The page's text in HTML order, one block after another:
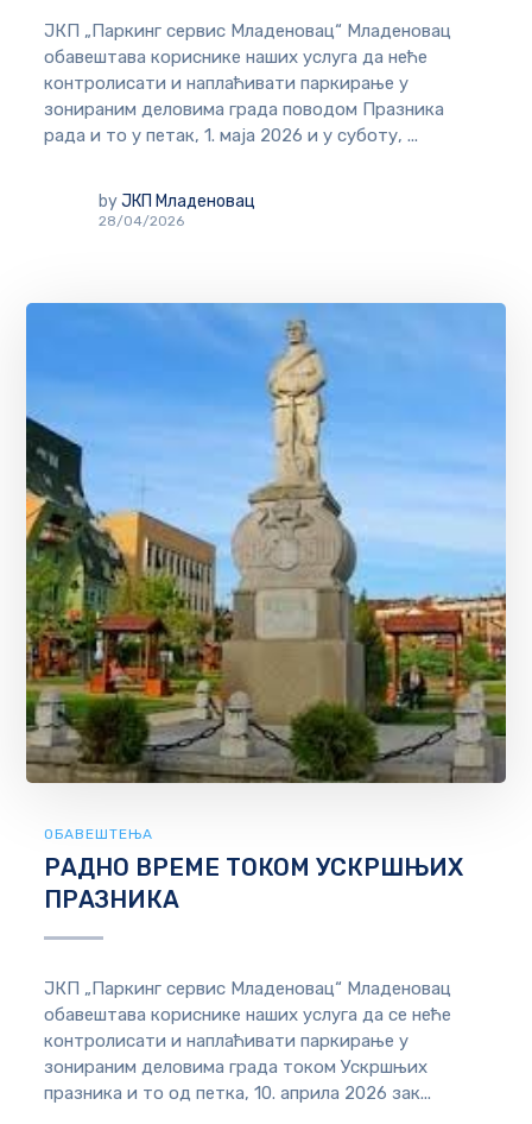
ЈКП „Паркинг сервис Младеновац“ Младеновац
обавештава кориснике наших услуга да неће
контролисати и наплаћивати паркирање у
зонираним деловима града поводом Празника
рада и то у петак, 1. маја 2026 и у суботу, ...
by ЈКП Младеновац
28/04/2026
ОБАВЕШТЕЊА
РАДНО ВРЕМЕ ТОКОМ УСКРШЊИХ
ПРАЗНИКА
ЈКП „Паркинг сервис Младеновац“ Младеновац
обавештава кориснике наших услуга да се неће
контролисати и наплаћивати паркирање у
зонираним деловима града током Ускршњих
празника и то од петка, 10. априла 2026 зак...